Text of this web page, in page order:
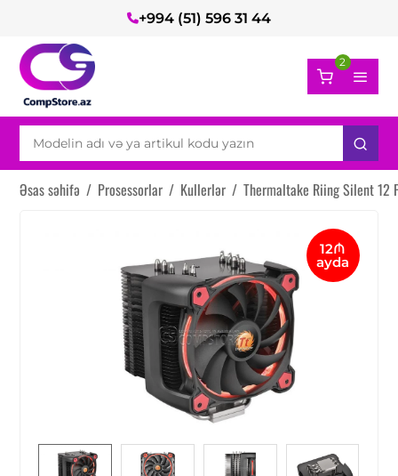
+994 (51) 596 31 44
2
Əsas səhifə / Prosessorlar / Kullerlər / Thermaltake Riing Silent 12
12₼
ayda